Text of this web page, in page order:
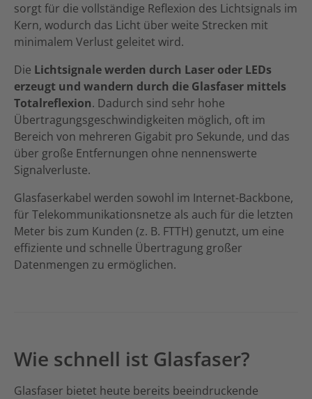
sorgt für die vollständige Reflexion des Lichtsignals im
Kern, wodurch das Licht über weite Strecken mit
minimalem Verlust geleitet wird.
Die Lichtsignale werden durch Laser oder LEDs
erzeugt und wandern durch die Glasfaser mittels
Totalreflexion. Dadurch sind sehr hohe
Übertragungsgeschwindigkeiten möglich, oft im
Bereich von mehreren Gigabit pro Sekunde, und das
über große Entfernungen ohne nennenswerte
Signalverluste.
Glasfaserkabel werden sowohl im Internet-Backbone,
für Telekommunikationsnetze als auch für die letzten
Meter bis zum Kunden (z. B. FTTH) genutzt, um eine
effiziente und schnelle Übertragung großer
Datenmengen zu ermöglichen.
Wie schnell ist Glasfaser?
Glasfaser bietet heute bereits beeindruckende